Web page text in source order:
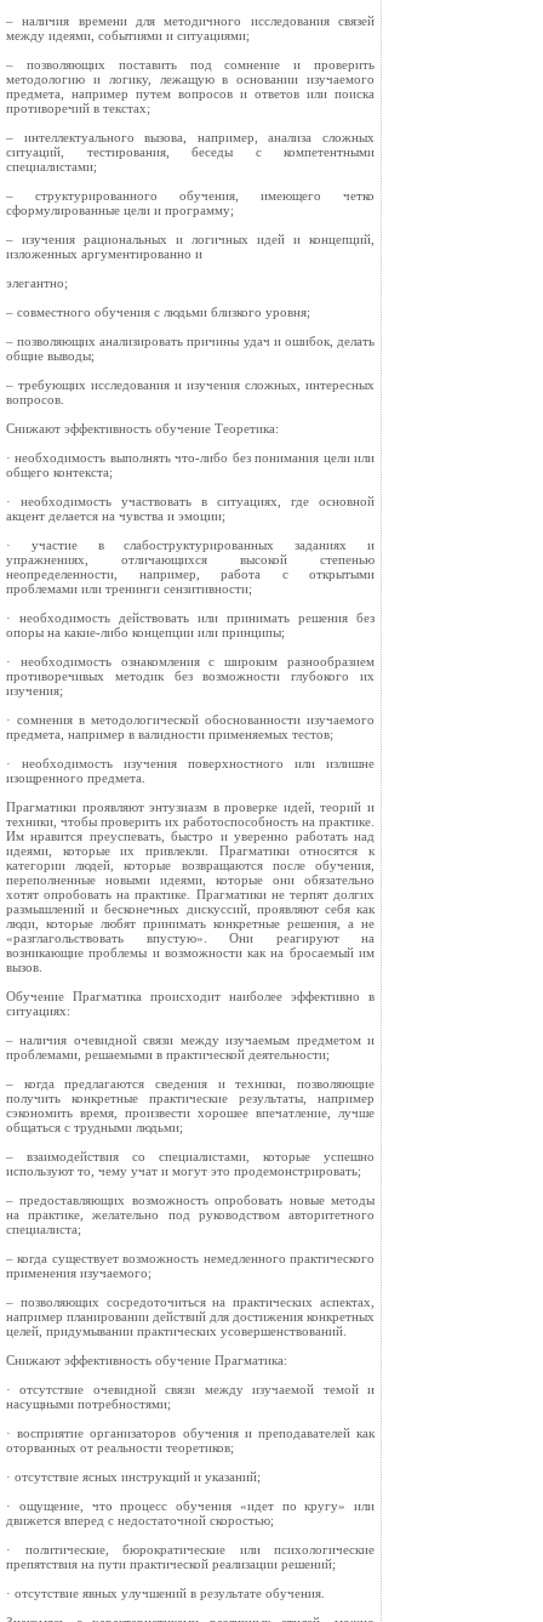
– наличия времени для методичного исследования связей
между идеями, событиями и ситуациями;
– позволяющих поставить под сомнение и проверить
методологию и логику, лежащую в основании изучаемого
предмета, например путем вопросов и ответов или поиска
противоречий в текстах;
– интеллектуального вызова, например, анализа сложных
ситуаций, тестирования, беседы с компетентными
специалистами;
– структурированного обучения, имеющего четко
сформулированные цели и программу;
– изучения рациональных и логичных идей и концепций,
изложенных аргументированно и
элегантно;
– совместного обучения с людьми близкого уровня;
– позволяющих анализировать причины удач и ошибок, делать
общие выводы;
– требующих исследования и изучения сложных, интересных
вопросов.
Снижают эффективность обучение Теоретика:
· необходимость выполнять что-либо без понимания цели или
общего контекста;
· необходимость участвовать в ситуациях, где основной
акцент делается на чувства и эмоции;
· участие в слабоструктурированных заданиях и
упражнениях, отличающихся высокой степенью
неопределенности, например, работа с открытыми
проблемами или тренинги сензитивности;
· необходимость действовать или принимать решения без
опоры на какие-либо концепции или принципы;
· необходимость ознакомления с широким разнообразием
противоречивых методик без возможности глубокого их
изучения;
· сомнения в методологической обоснованности изучаемого
предмета, например в валидности применяемых тестов;
· необходимость изучения поверхностного или излишне
изощренного предмета.
Прагматики проявляют энтузиазм в проверке идей, теорий и
техники, чтобы проверить их работоспособность на практике.
Им нравится преуспевать, быстро и уверенно работать над
идеями, которые их привлекли. Прагматики относятся к
категории людей, которые возвращаются после обучения,
переполненные новыми идеями, которые они обязательно
хотят опробовать на практике. Прагматики не терпят долгих
размышлений и бесконечных дискуссий, проявляют себя как
люди, которые любят принимать конкретные решения, а не
«разглагольствовать впустую». Они реагируют на
возникающие проблемы и возможности как на бросаемый им
вызов.
Обучение Прагматика происходит наиболее эффективно в
ситуациях:
– наличия очевидной связи между изучаемым предметом и
проблемами, решаемыми в практической деятельности;
– когда предлагаются сведения и техники, позволяющие
получить конкретные практические результаты, например
сэкономить время, произвести хорошее впечатление, лучше
общаться с трудными людьми;
– взаимодействия со специалистами, которые успешно
используют то, чему учат и могут это продемонстрировать;
– предоставляющих возможность опробовать новые методы
на практике, желательно под руководством авторитетного
специалиста;
– когда существует возможность немедленного практического
применения изучаемого;
– позволяющих сосредоточиться на практических аспектах,
например планировании действий для достижения конкретных
целей, придумывании практических усовершенствований.
Снижают эффективность обучение Прагматика:
· отсутствие очевидной связи между изучаемой темой и
насущными потребностями;
· восприятие организаторов обучения и преподавателей как
оторванных от реальности теоретиков;
· отсутствие ясных инструкций и указаний;
· ощущение, что процесс обучения «идет по кругу» или
движется вперед с недостаточной скоростью;
· политические, бюрократические или психологические
препятствия на пути практической реализации решений;
· отсутствие явных улучшений в результате обучения.